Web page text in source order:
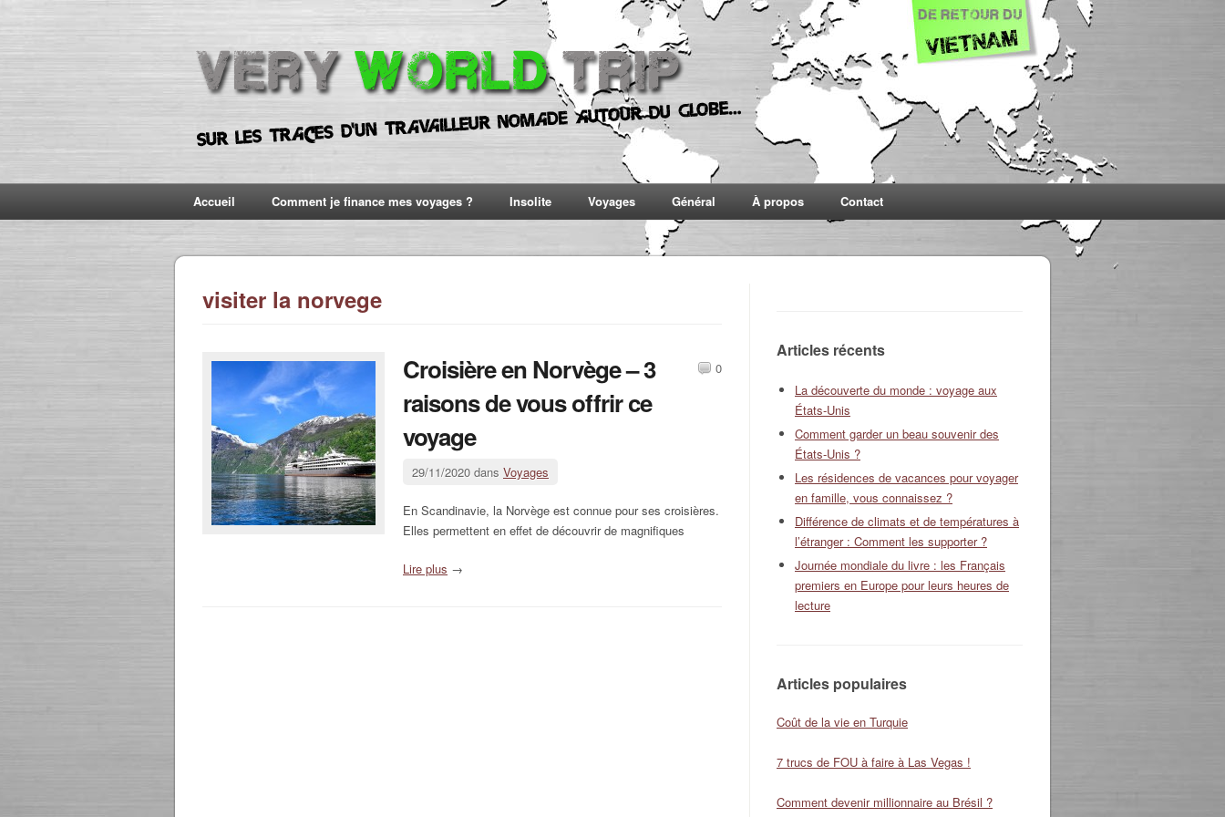
Accueil Comment je finance mes voyages ? Insolite Voyages Général À propos Contact
visiter la norvege
Croisière en Norvège – 3
raisons de vous offrir ce
voyage
29/11/2020 dans Voyages
En Scandinavie, la Norvège est connue pour ses croisières.
Elles permettent en effet de découvrir de magnifiques
Lire plus →
0
Articles récents
La découverte du monde : voyage aux
États-Unis
Comment garder un beau souvenir des
États-Unis ?
Les résidences de vacances pour voyager
en famille, vous connaissez ?
Différence de climats et de températures à
l’étranger : Comment les supporter ?
Journée mondiale du livre : les Français
premiers en Europe pour leurs heures de
lecture
Articles populaires
Coût de la vie en Turquie
7 trucs de FOU à faire à Las Vegas !
Comment devenir millionnaire au Brésil ?